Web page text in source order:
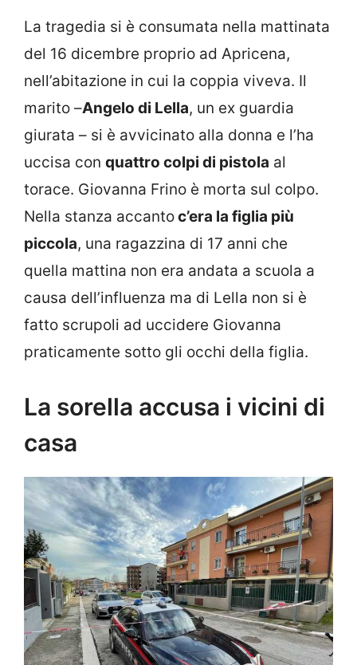
La tragedia si è consumata nella mattinata
del 16 dicembre proprio ad Apricena,
nell’abitazione in cui la coppia viveva. Il
marito –Angelo di Lella, un ex guardia
giurata – si è avvicinato alla donna e l’ha
uccisa con quattro colpi di pistola al
torace. Giovanna Frino è morta sul colpo.
Nella stanza accantoc’era la figlia più
piccola, una ragazzina di 17 anni che
quella mattina non era andata a scuola a
causa dell’influenza ma di Lella non si è
fatto scrupoli ad uccidere Giovanna
praticamente sotto gli occhi della figlia.
La sorella accusa i vicini di
casa